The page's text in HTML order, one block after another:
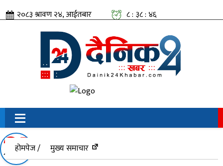
२०८३ श्रावण २४, आईतबार
८ : ३८ : ४६
सामाजिक संजालतिर:
होमपेज / मुख्य समाचार